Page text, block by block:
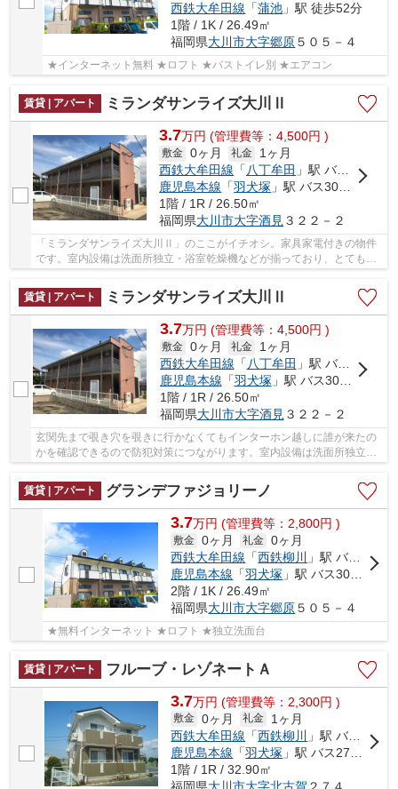
西鉄大牟田線 「蒲池 」駅 徒歩52分
1階 / 1K / 26.49㎡
福岡県大川市大字郷原５０５－４
★インターネット無料 ★ロフト ★バストイレ別 ★エアコン
賃貸 | アパート ミランダサンライズ大川Ⅱ
3.7万円 (管理費等：4,500円 )
敷金 0ヶ月 礼金
1ヶ月
西鉄大牟田線 「八丁牟田 」駅 バス13分 「大川市役所」 停歩6分
鹿児島本線 「羽犬塚 」駅 バス30分 「大川市役所」 停歩6分
1階 / 1R / 26.50㎡
福岡県大川市大字酒見３２２－２
「ミランダサンライズ大川Ⅱ」のここがイチオシ。家具家電付きの物件
です。室内設備は洗面所独立・浴室乾燥機などが揃っており、とても充
賃貸 | アパート
ミランダサンライズ大川Ⅱ
3.7万円 (管理費等：4,500円 )
敷金 0ヶ月 礼金
1ヶ月
西鉄大牟田線 「 八丁牟田 」駅 バス13分 「大川市役所」 停歩6分
鹿児島本線 「羽犬塚 」駅 バス30分 「大川市役所」 停歩6分
1階 / 1R / 26.50㎡
福岡県大川市大字酒見 ３２２－２
玄関先まで覗き穴を覗きに行かなくてもインターホン越しに誰が来たの
かを確認できるので防犯対策につながります。室内設備は洗面所独立・
賃貸 | アパート
グランデファジョリーノ
3.7万円 (管理費等：2,800円 )
敷金 0ヶ月 礼金 0ヶ月
西鉄大牟田線 「西鉄柳川
」駅 バス18分 「国際医療福祉大学」 停歩11分
鹿児島本線 「羽犬塚 」駅 バス30分 「大川市役所」 停歩7分
2階 / 1K / 26.49㎡
福岡県大川市大字郷原５０５－４
★無料インターネット ★ロフト ★独立洗面台
賃貸 | アパート フルーブ・レゾネートＡ
3.7万円 (管理費等：2,300円 )
敷金 0ヶ月 礼金
1ヶ月
西鉄大牟田線 「西鉄柳川
」駅 バス14分 「兼木」 停歩15分
鹿児島本線 「羽犬塚 」駅 バス27分 「中尾外科前」 停歩16分
1階 / 1R / 32.90㎡